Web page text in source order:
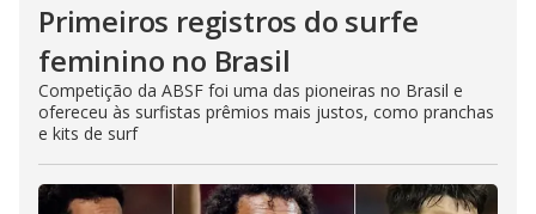
Primeiros registros do surfe
feminino no Brasil
Competição da ABSF foi uma das pioneiras no Brasil e
ofereceu às surfistas prêmios mais justos, como pranchas
e kits de surf